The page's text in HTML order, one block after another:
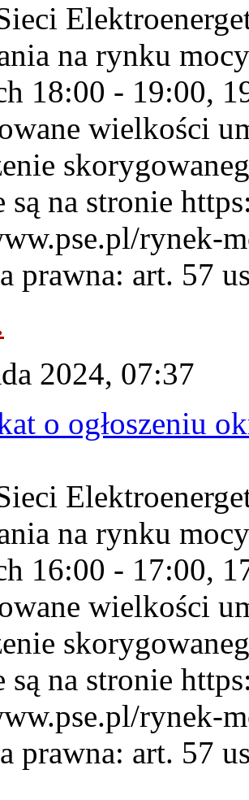
na rynku
18:00 - 19:00,
wielkości
są na stronie
rynek-
prawna: art. 57
2024, 07:37
o ogłoszeniu
na rynku
16:00 - 17:00,
wielkości
są na stronie
rynek-
prawna: art. 57